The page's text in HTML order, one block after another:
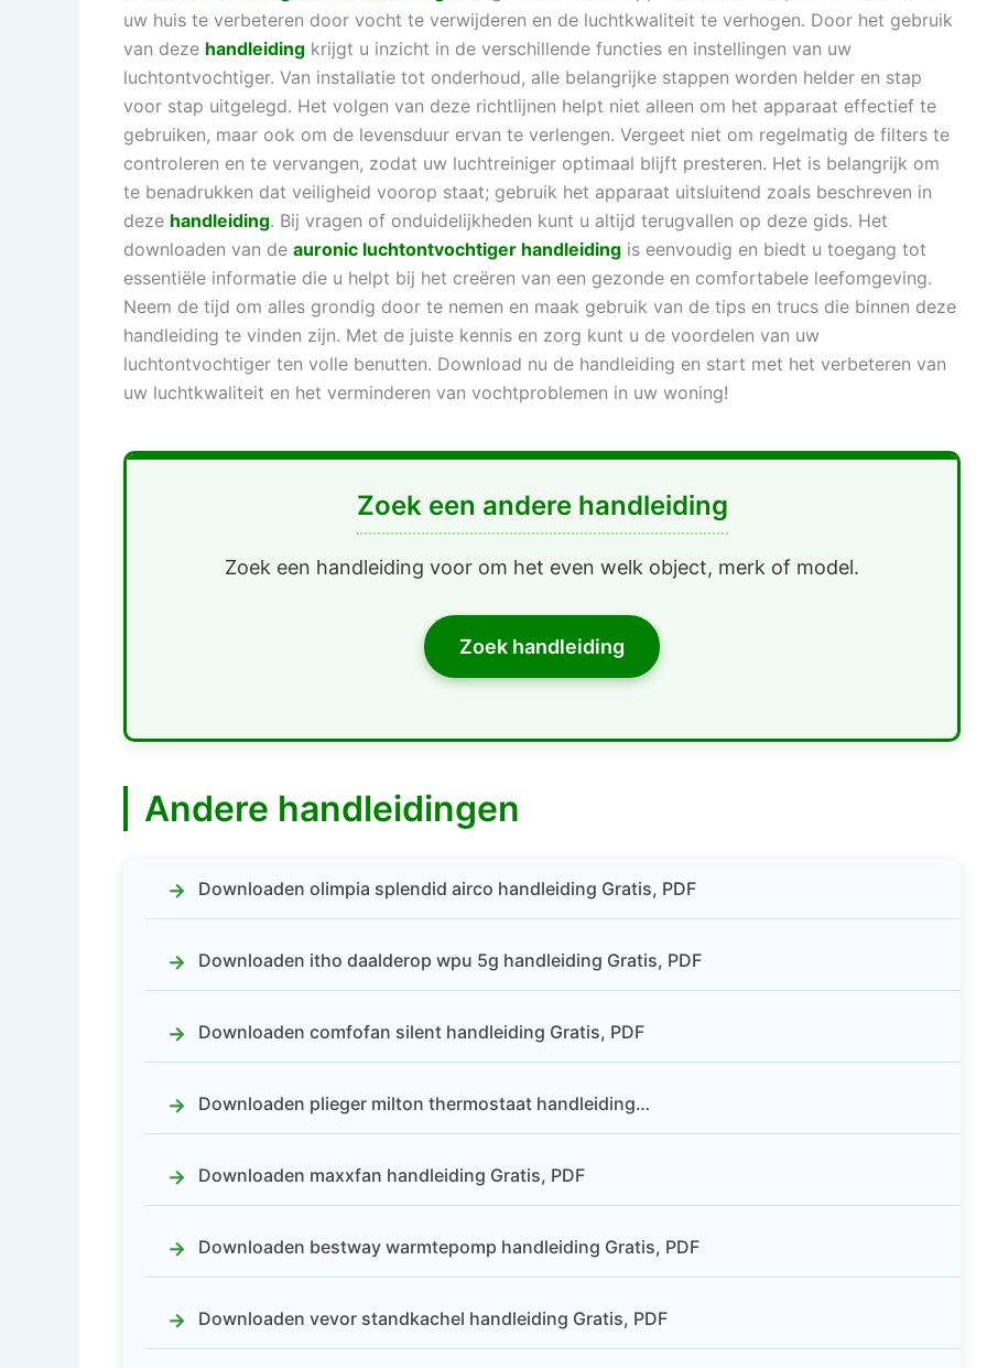
uw huis te verbeteren door vocht te verwijderen en de luchtkwaliteit te verhogen. Door het gebruik
van deze handleiding krijgt u inzicht in de verschillende functies en instellingen van uw
luchtontvochtiger. Van installatie tot onderhoud, alle belangrijke stappen worden helder en stap
voor stap uitgelegd. Het volgen van deze richtlijnen helpt niet alleen om het apparaat effectief te
gebruiken, maar ook om de levensduur ervan te verlengen. Vergeet niet om regelmatig de filters te
controleren en te vervangen, zodat uw luchtreiniger optimaal blijft presteren. Het is belangrijk om
te benadrukken dat veiligheid voorop staat; gebruik het apparaat uitsluitend zoals beschreven in
deze handleiding. Bij vragen of onduidelijkheden kunt u altijd terugvallen op deze gids. Het
downloaden van de auronic luchtontvochtiger handleiding is eenvoudig en biedt u toegang tot
essentiële informatie die u helpt bij het creëren van een gezonde en comfortabele leefomgeving.
Neem de tijd om alles grondig door te nemen en maak gebruik van de tips en trucs die binnen deze
handleiding te vinden zijn. Met de juiste kennis en zorg kunt u de voordelen van uw
luchtontvochtiger ten volle benutten. Download nu de handleiding en start met het verbeteren van
uw luchtkwaliteit en het verminderen van vochtproblemen in uw woning!
Zoek een andere handleiding
Zoek een handleiding voor om het even welk object, merk of model.
Zoek handleiding
Andere handleidingen
Downloaden olimpia splendid airco handleiding Gratis, PDF
Downloaden itho daalderop wpu 5g handleiding Gratis, PDF
Downloaden comfofan silent handleiding Gratis, PDF
Downloaden plieger milton thermostaat handleiding…
Downloaden maxxfan handleiding Gratis, PDF
Downloaden bestway warmtepomp handleiding Gratis, PDF
Downloaden vevor standkachel handleiding Gratis, PDF